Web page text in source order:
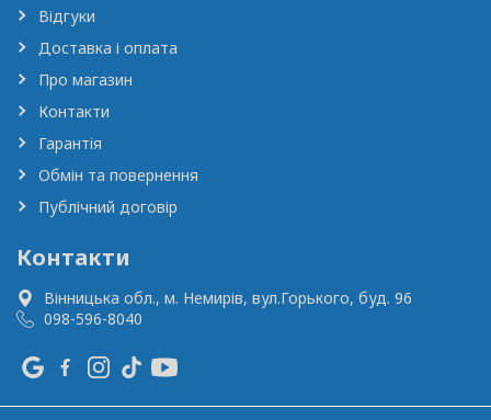
Відгуки
Доставка і оплата
Про магазин
Контакти
Гарантія
Обмін та повернення
Публічний договір
Контакти
Вінницька обл., м. Немирів, вул.Горького, буд. 96
098-596-8040